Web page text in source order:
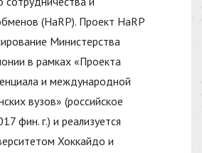
(HaRP). Проект HaRP
Министерства
в рамках «Проекта
и международной
вузов» (российское
фин. г.) и реализуется
Хоккайдо и